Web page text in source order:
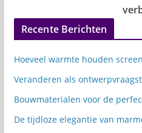
Recente Berichten
Hoeveel warmte houden
Veranderen als
Bouwmaterialen voor de
De tijdloze elegantie van